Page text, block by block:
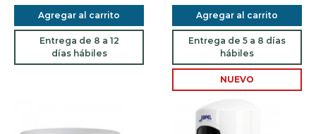
Agregar al carrito
Entrega de 8 a 12
días hábiles
Agregar al carrito
Entrega de 5 a 8 días
hábiles
NUEVO